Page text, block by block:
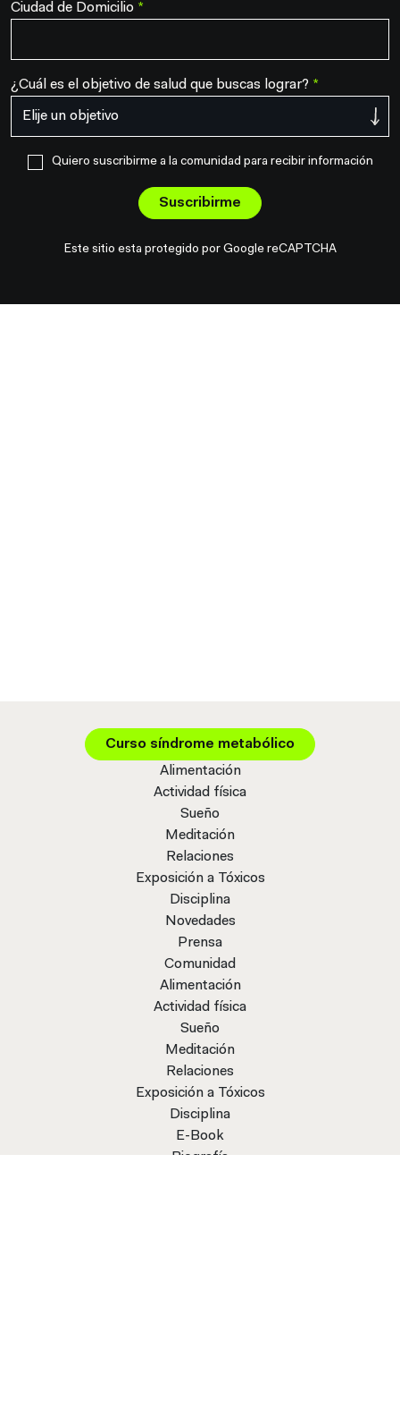
Ciudad de Domicilio *
¿Cuál es el objetivo de salud que buscas lograr? *
Quiero suscribirme a la comunidad para recibir información
Suscribirme
Este sitio esta protegido por Google reCAPTCHA
Curso síndrome metabólico
Alimentación
Actividad física
Sueño
Meditación
Relaciones
Exposición a Tóxicos
Disciplina
Novedades
Prensa
Comunidad
Alimentación
Actividad física
Sueño
Meditación
Relaciones
Exposición a Tóxicos
Disciplina
E-Book
Biografía